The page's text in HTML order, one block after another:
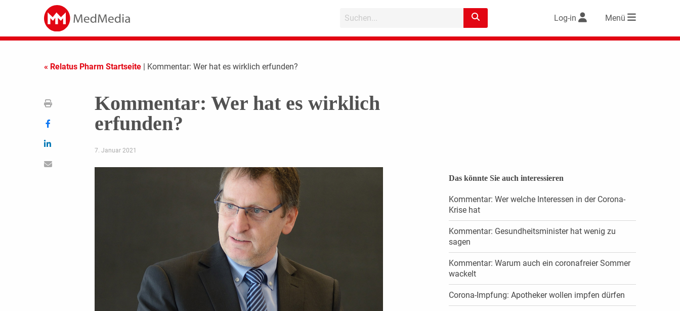
Log-in Menü
« Relatus Pharm Startseite | Kommentar: Wer hat es wirklich erfunden?
Kommentar: Wer hat es wirklich
erfunden?
7. Januar 2021
Das könnte Sie auch interessieren
Kommentar: Wer welche Interessen in der Corona-
Krise hat
Kommentar: Gesundheitsminister hat wenig zu
sagen
Kommentar: Warum auch ein coronafreier Sommer
wackelt
Corona-Impfung: Apotheker wollen impfen dürfen